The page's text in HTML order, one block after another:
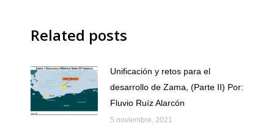
Related posts
Unificación y retos para el
desarrollo de Zama, (Parte II) Por:
Fluvio Ruíz Alarcón
5 noviembre, 2021